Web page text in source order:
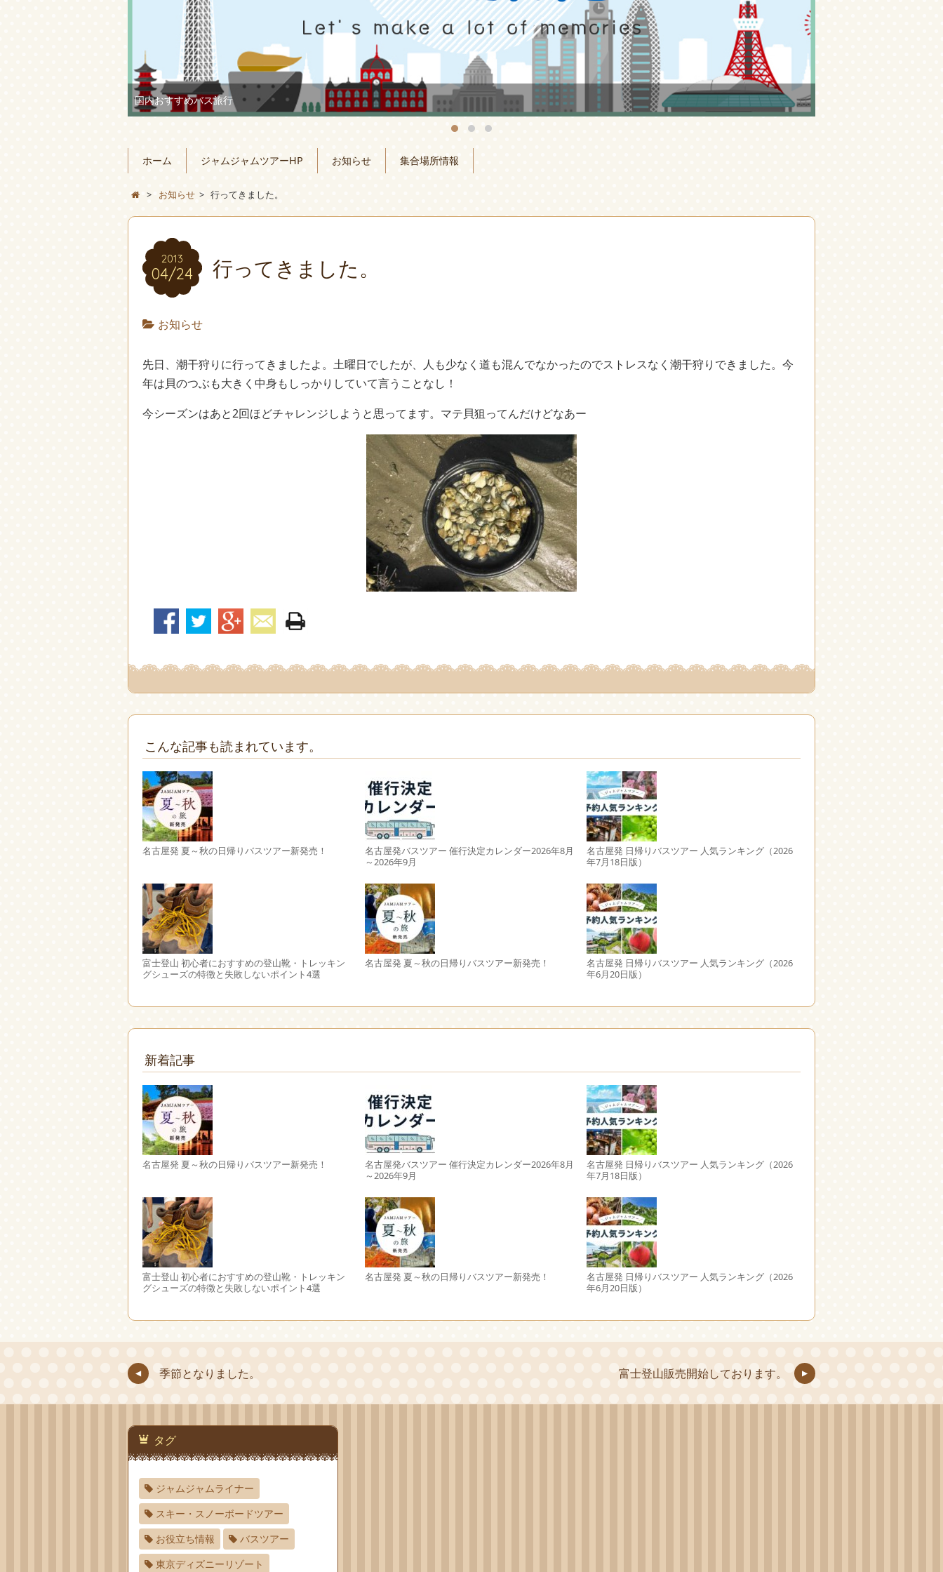
USJ日帰り往復バスプラン
ホーム ジャムジャムツアーHP お知らせ 集合場所情報
> お知らせ > 行ってきました。
2013
04/24 行ってきました。
お知らせ
先日、潮干狩りに行ってきましたよ。土曜日でしたが、人も少なく道も混んでなかったのでストレスなく潮干狩りできました。今
年は貝のつぶも大きく中身もしっかりしていて言うことなし！
今シーズンはあと2回ほどチャレンジしようと思ってます。マテ貝狙ってんだけどなあー
こんな記事も読まれています。
名古屋発 夏～秋の日帰りバスツアー新発売！
名古屋発バスツアー 催行決定カレンダー2026年8月
～2026年9月
名古屋発 日帰りバスツアー 人気ランキング（2026
年7月18日版）
富士登山 初心者におすすめの登山靴・トレッキン
グシューズの特徴と失敗しないポイント4選
名古屋発 夏～秋の日帰りバスツアー新発売！
名古屋発 日帰りバスツアー 人気ランキング（2026
年6月20日版）
新着記事
名古屋発 夏～秋の日帰りバスツアー新発売！
名古屋発バスツアー 催行決定カレンダー2026年8月
～2026年9月
名古屋発 日帰りバスツアー 人気ランキング（2026
年7月18日版）
富士登山 初心者におすすめの登山靴・トレッキン
グシューズの特徴と失敗しないポイント4選
名古屋発 夏～秋の日帰りバスツアー新発売！
名古屋発 日帰りバスツアー 人気ランキング（2026
年6月20日版）
季節となりました。 富士登山販売開始しております。
タグ
ジャムジャムライナー
スキー・スノーボードツアー
お役立ち情報
バスツアー
東京ディズニーリゾート